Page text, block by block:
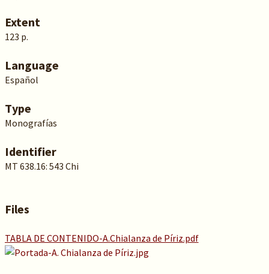
Extent
123 p.
Language
Español
Type
Monografías
Identifier
MT 638.16: 543 Chi
Files
TABLA DE CONTENIDO-A.Chialanza de Píriz.pdf